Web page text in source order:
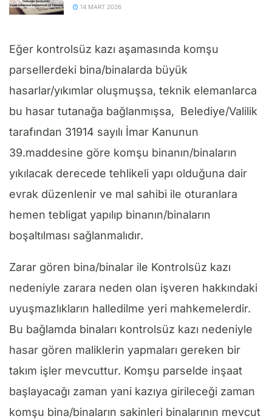
14 MART 2026
Eğer kontrolsüz kazı aşamasında komşu
parsellerdeki bina/binalarda büyük
hasarlar/yıkımlar oluşmuşsa, teknik elemanlarca
bu hasar tutanağa bağlanmışsa, Belediye/Valilik
tarafından 31914 sayılı İmar Kanunun
39.maddesine göre komşu binanın/binaların
yıkılacak derecede tehlikeli yapı olduğuna dair
evrak düzenlenir ve mal sahibi ile oturanlara
hemen tebligat yapılıp binanın/binaların
boşaltılması sağlanmalıdır.
Zarar gören bina/binalar ile Kontrolsüz kazı
nedeniyle zarara neden olan işveren hakkındaki
uyuşmazlıkların halledilme yeri mahkemelerdir.
Bu bağlamda binaları kontrolsüz kazı nedeniyle
hasar gören maliklerin yapmaları gereken bir
takım işler mevcuttur. Komşu parselde inşaat
başlayacağı zaman yani kazıya girileceği zaman
komşu bina/binaların sakinleri binalarının mevcut